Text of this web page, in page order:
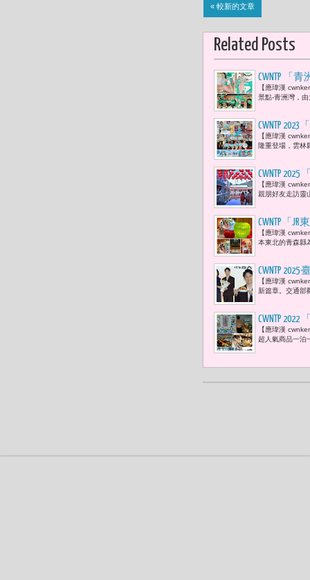
« 較新的文章
Related Posts
CWNTP 「
【應瑋漢
景點-青洲灣，
CWNTP
納入減塑
【應瑋漢
隆重登場，雲林
CWNTP
【應瑋漢
親朋好友走訪靈
CWNTP「
【應瑋漢
本東北的青森縣
CWNTP
署長陳玉
【應瑋漢
新篇章。交通部
CWNTP
家庭房
【應瑋漢
超人氣商品一泊